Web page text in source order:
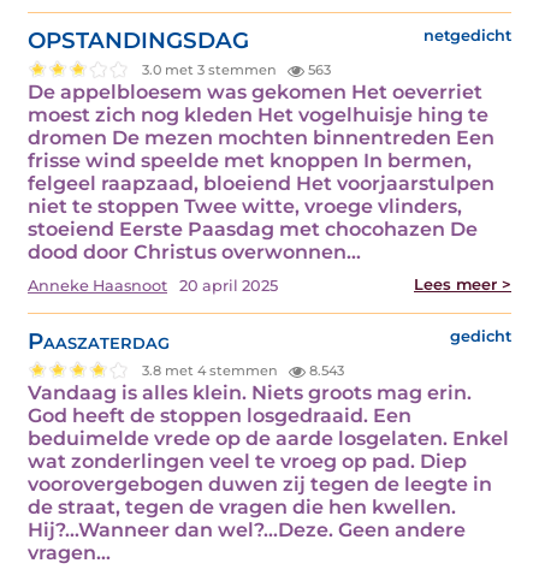
OPSTANDINGSDAG netgedicht
3.0 met 3 stemmen 563
De appelbloesem was gekomen Het oeverriet
moest zich nog kleden Het vogelhuisje hing te
dromen De mezen mochten binnentreden Een
frisse wind speelde met knoppen In bermen,
felgeel raapzaad, bloeiend Het voorjaarstulpen
niet te stoppen Twee witte, vroege vlinders,
stoeiend Eerste Paasdag met chocohazen De
dood door Christus overwonnen…
Anneke Haasnoot 20 april 2025 Lees meer >
Paaszaterdag gedicht
3.8 met 4 stemmen 8.543
Vandaag is alles klein. Niets groots mag erin.
God heeft de stoppen losgedraaid. Een
beduimelde vrede op de aarde losgelaten. Enkel
wat zonderlingen veel te vroeg op pad. Diep
voorovergebogen duwen zij tegen de leegte in
de straat, tegen de vragen die hen kwellen.
Hij?...Wanneer dan wel?...Deze. Geen andere
vragen…